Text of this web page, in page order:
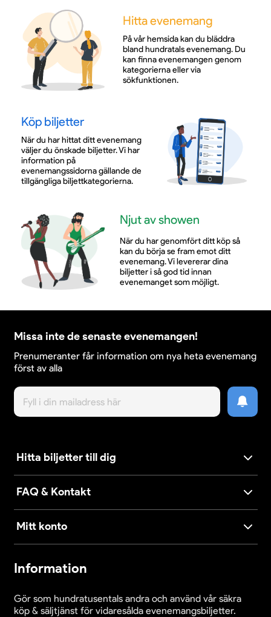
Hitta evenemang
På vår hemsida kan du bläddra
bland hundratals evenemang. Du
kan finna evenemangen genom
kategorierna eller via
sökfunktionen.
Köp biljetter
När du har hittat ditt evenemang
väljer du önskade biljetter. Vi har
information på
evenemangssidorna gällande de
tillgängliga biljettkategorierna.
Njut av showen
När du har genomfört ditt köp så
kan du börja se fram emot ditt
evenemang. Vi levererar dina
biljetter i så god tid innan
evenemanget som möjligt.
Missa inte de senaste evenemangen!
Prenumeranter får information om nya heta evenemang
först av alla
Hitta biljetter till dig
FAQ & Kontakt
Mitt konto
Information
Gör som hundratusentals andra och använd vår säkra
köp & säljtjänst för vidaresålda evenemangsbiljetter.